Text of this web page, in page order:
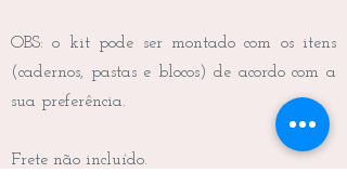
OBS: o kit pode ser montado com os itens
(cadernos, pastas e blocos) de acordo com a
sua preferência.
Frete não incluído.